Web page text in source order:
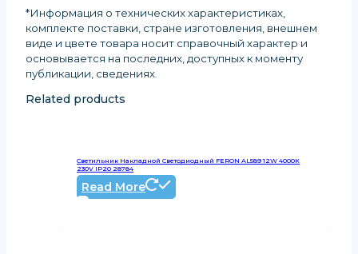
*Информация о технических характеристиках,
комплекте поставки, стране изготовления, внешнем
виде и цвете товара носит справочный характер и
основывается на последних, доступных к моменту
публикации, сведениях.
Related products
Светильник Накладной Светодиодный FERON AL589 12W 4000К
230V IP20 28784
Read More